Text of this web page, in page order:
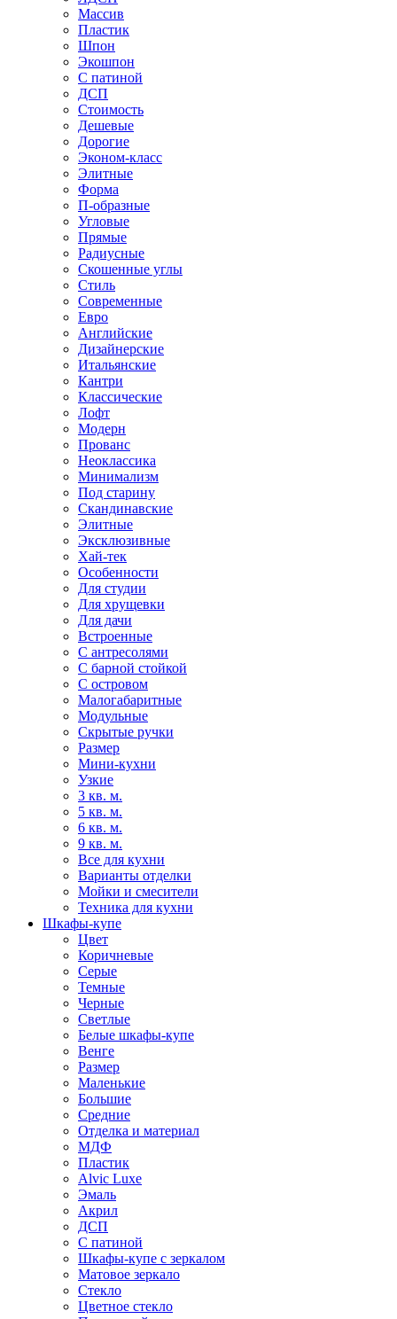
Массив
Пластик
Шпон
Экошпон
С патиной
ДСП
Стоимость
Дешевые
Дорогие
Эконом-класс
Элитные
Форма
П-образные
Угловые
Прямые
Радиусные
Скошенные углы
Стиль
Современные
Евро
Английские
Дизайнерские
Итальянские
Кантри
Классические
Лофт
Модерн
Прованс
Неоклассика
Минимализм
Под старину
Скандинавские
Элитные
Эксклюзивные
Хай-тек
Особенности
Для студии
Для хрущевки
Для дачи
Встроенные
С антресолями
С барной стойкой
С островом
Малогабаритные
Модульные
Скрытые ручки
Размер
Мини-кухни
Узкие
3 кв. м.
5 кв. м.
6 кв. м.
9 кв. м.
Все для кухни
Варианты отделки
Мойки и смесители
Техника для кухни
Шкафы-купе
Цвет
Коричневые
Серые
Темные
Черные
Светлые
Белые шкафы-купе
Венге
Размер
Маленькие
Большие
Средние
Отделка и материал
МДФ
Пластик
Alvic Luxe
Эмаль
Акрил
ДСП
С патиной
Шкафы-купе с зеркалом
Матовое зеркало
Стекло
Цветное стекло